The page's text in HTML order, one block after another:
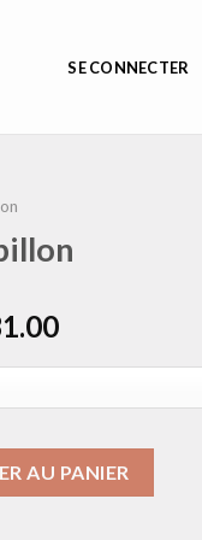
SE CONNECTER
AU PANIER